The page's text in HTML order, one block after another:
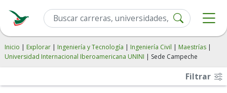
Inicio | Explorar | Ingeniería y Tecnología | Ingeniería Civil | Maestrías |
Universidad Internacional Iberoamericana UNINI | Sede Campeche
Filtrar